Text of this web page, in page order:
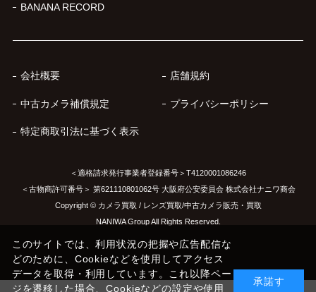
BANANA RECORD
会社概要 店舗規約
中古カメラ補償規定 プライバシーポリシー
特定商取引法に基づく表示
＜適格請求発行事業者登録番号＞T4120001086246
＜古物商許可番号＞ 第621110801062号 大阪府公安委員会 株式会社ナニワ商会
Copyright © カメラ買取 / レンズ買取/中古カメラ販売・買取
NANIWA Group All Rights Reserved.
このサイトでは、利用状況の把握や広告配信な
どのために、Cookieなどを使用してアクセス
データを取得・利用しています。これ以降ペー
ジを遷移した場合、Cookieなどの設定や使用
承諾す